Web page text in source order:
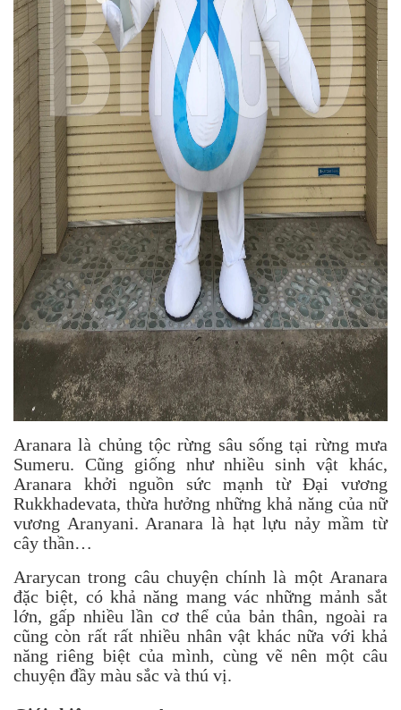
Aranara là chủng tộc rừng sâu sống tại rừng mưa
Sumeru. Cũng giống như nhiều sinh vật khác,
Aranara khởi nguồn sức mạnh từ Đại vương
Rukkhadevata, thừa hưởng những khả năng của nữ
vương Aranyani. Aranara là hạt lựu nảy mầm từ
cây thần…
Ararycan trong câu chuyện chính là một Aranara
đặc biệt, có khả năng mang vác những mảnh sắt
lớn, gấp nhiều lần cơ thể của bản thân, ngoài ra
cũng còn rất rất nhiều nhân vật khác nữa với khả
năng riêng biệt của mình, cùng vẽ nên một câu
chuyện đầy màu sắc và thú vị.